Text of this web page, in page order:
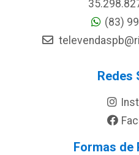
(83)
Redes
Formas de